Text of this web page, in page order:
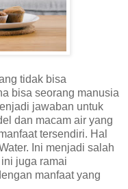
tidak bisa
bisa seorang manusia
jawaban untuk
dan macam air yang
tersendiri. Hal
Ini menjadi salah
juga ramai
manfaat yang